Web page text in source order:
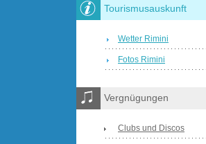
Tourismusauskunft
Wetter Rimini
Fotos Rimini
Vergnügungen
Clubs und Discos